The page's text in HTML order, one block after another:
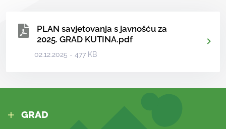
PLAN savjetovanja s javnošću za
2025. GRAD KUTINA.pdf
02.12.2025 - 477 KB
GRAD